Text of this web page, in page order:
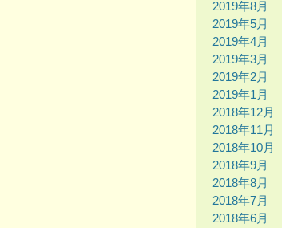
2019年8月
2019年5月
2019年4月
2019年3月
2019年2月
2019年1月
2018年12月
2018年11月
2018年10月
2018年9月
2018年8月
2018年7月
2018年6月